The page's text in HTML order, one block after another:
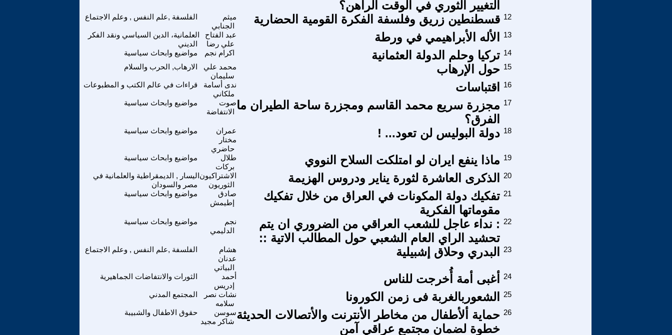
التغيير الثوري في الوقت الراهن؟
الفلسفة ,علم النفس , وعلم الاجتماع
ميثم
الجنابي
قسطنطين زريق وفلسفة الفكرة القومية الحضارية 12
العلمانية، الدين السياسي ونقد الفكر
الديني
عبد الفتاح
علي رضا
الأله الأبراهيمي في ورطة 13
مواضيع وابحاث سياسية اكرام نجم تركيا وحلم الدولة العثمانية 14
الارهاب, الحرب والسلام
محمد علي
سليمان
حول الإرهاب 15
قراءات في عالم الكتب و المطبوعات
ندى أسامة
ملكاني
اقتباسات 16
مواضيع وابحاث سياسية
صوت
الانتفاضة مجزرة سريع محمد القاسم ومجزرة ساحة الطيران ما
الفرق؟
17
مواضيع وابحاث سياسية
عمران
مختار
حاضري
دولة البوليس لن تعود... ! 18
مواضيع وابحاث سياسية
طلال
بركات
ماذا ينفع ايران لو امتلكت السلاح النووي 19
اليسار , الديمقراطية والعلمانية في
مصر والسودان
الاشتراكيون
الثوريون
الذكرى العاشرة لثورة يناير ودروس الهزيمة 20
مواضيع وابحاث سياسية
صادق
إطيمش
تفكيك دولة المكونات في العراق من خلال تفكيك
مقوماتها الفكرية
21
مواضيع وابحاث سياسية
نجم
الدليمي
: نداء عاجل للشعب العراقي من الضروري ان يتم
تحشيد الراي العام الشعبي حول المطالب الاتية ::
22
الفلسفة ,علم النفس , وعلم الاجتماع
هشام
عدنان
البياتي
البدري وحلاق إشبيلية 23
الثورات والانتفاضات الجماهيرية
أحمد
إدريس
أغبى أمة أُخرجت للناس 24
المجتمع المدني
نشات نصر
سلامه
الشعوربالغربة فى زمن الكورونا 25
حقوق الاطفال والشبيبة
سوسن
شاكر مجيد حماية ألأطفال من مخاطر الأنترنت والأتصالات الحديثة
خطوة لضمان مجتمع عراقي آمن
26